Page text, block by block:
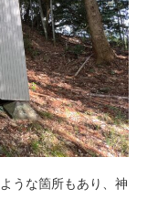
うな箇所もあり、神